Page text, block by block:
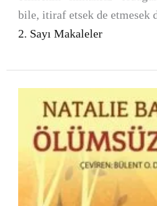
bile, itiraf etsek de etmesek
2. Sayı Makaleler